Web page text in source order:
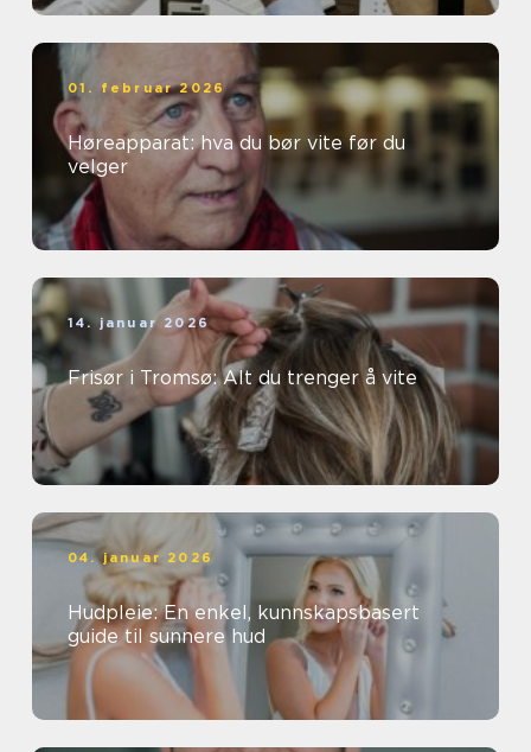
01. februar 2026
Høreapparat: hva du bør vite før du
velger
14. januar 2026
Frisør i Tromsø: Alt du trenger å vite
04. januar 2026
Hudpleie: En enkel, kunnskapsbasert
guide til sunnere hud